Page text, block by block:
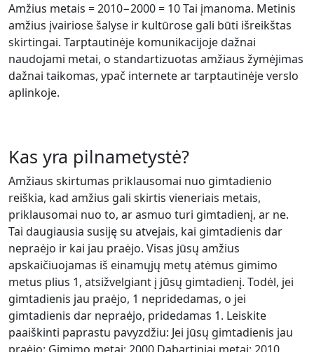
Amžius metais = 2010−2000 = 10 Tai įmanoma. Metinis
amžius įvairiose šalyse ir kultūrose gali būti išreikštas
skirtingai. Tarptautinėje komunikacijoje dažnai
naudojami metai, o standartizuotas amžiaus žymėjimas
dažnai taikomas, ypač internete ar tarptautinėje verslo
aplinkoje.
Kas yra pilnametystė?
Amžiaus skirtumas priklausomai nuo gimtadienio
reiškia, kad amžius gali skirtis vieneriais metais,
priklausomai nuo to, ar asmuo turi gimtadienį, ar ne.
Tai daugiausia susiję su atvejais, kai gimtadienis dar
nepraėjo ir kai jau praėjo. Visas jūsų amžius
apskaičiuojamas iš einamųjų metų atėmus gimimo
metus plius 1, atsižvelgiant į jūsų gimtadienį. Todėl, jei
gimtadienis jau praėjo, 1 nepridedamas, o jei
gimtadienis dar nepraėjo, pridedamas 1. Leiskite
paaiškinti paprastu pavyzdžiu: Jei jūsų gimtadienis jau